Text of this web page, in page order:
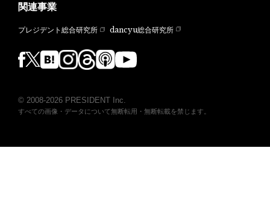
関連事業
プレジデント総合研究所 dancyu総合研究所
© 2008-2026 PRESIDENT Inc.
すべての画像・データについて無断転用・無断転載を禁じます。